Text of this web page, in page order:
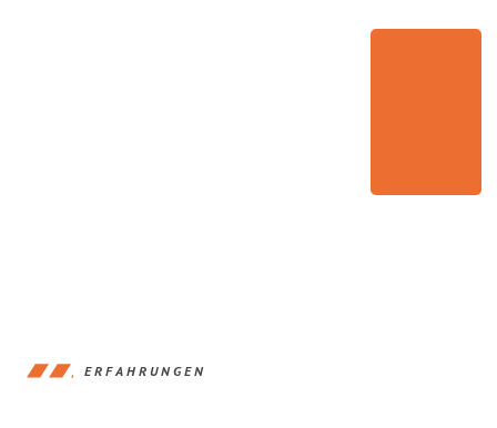
ERFAHRUNGEN